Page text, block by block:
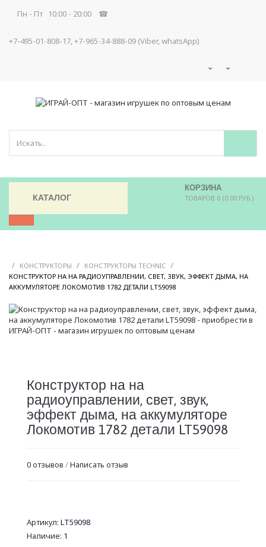
Пн - Пт 10:00 - 20:00 ☎
+7-495-01-808-17, +7-965-34-888-09 (Viber, whatsApp)
КОРЗИНА
ТОВАРОВ 0 (0.00 РУБ.)
КАТАЛОГ
/ КОНСТРУКТОРЫ / КОНСТРУКТОРЫ TECHNIC /
КОНСТРУКТОР НА НА РАДИОУПРАВЛЕНИИ, СВЕТ, ЗВУК, ЭФФЕКТ ДЫМА, НА
АККУМУЛЯТОРЕ ЛОКОМОТИВ 1782 ДЕТАЛИ LT59098
Конструктор на на
радиоуправлении, свет, звук,
эффект дыма, на аккумуляторе
Локомотив 1782 детали LT59098
0 отзывов /Написать отзыв
Артикул: LT59098
Наличие: 1